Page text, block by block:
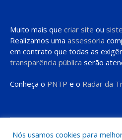
Muito mais que criar site ou
Realizamos uma assessoria
em contrato que todas as
transparência pública serão
Conheça o PNTP e o Radar da
Todos os direitos
Nós usamos cookies para